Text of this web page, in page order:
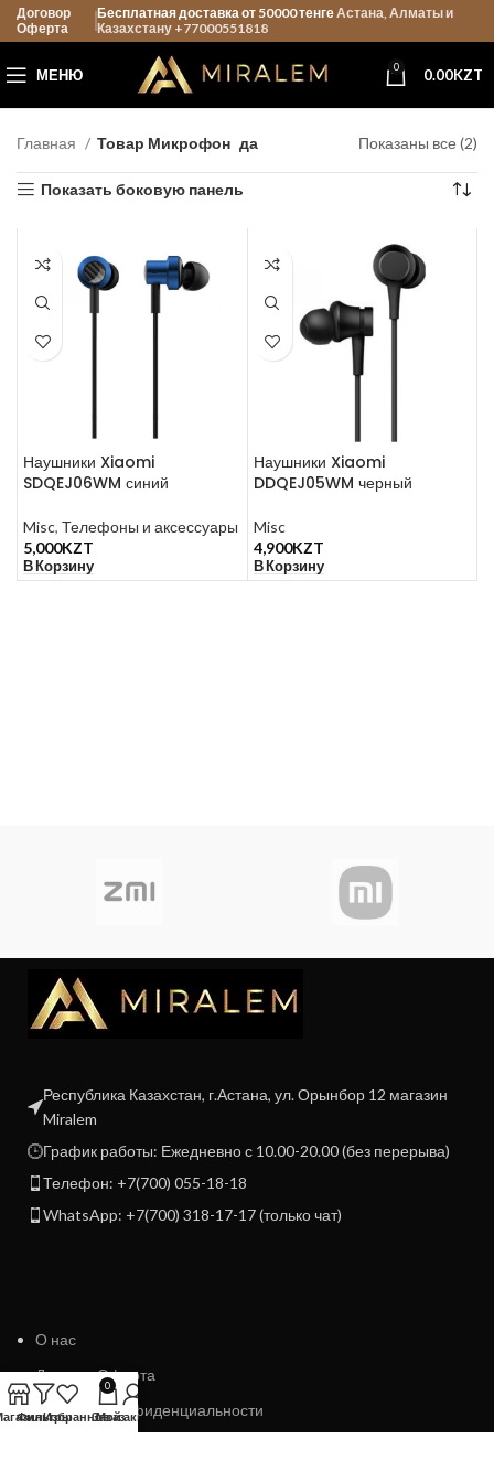
Договор
Оферта
Бесплатная доставка от 50000 тенгеАстана, Алматы и
Казахстану +77000551818
МЕНЮ 0 0.00KZT
Главная Товар Микрофон да Показаны все (2)
Показать боковую панель
Наушники Xiaomi
SDQEJ06WM синий
Misc, Телефоны и аксессуары
5,000KZT
В Корзину
Наушники Xiaomi
DDQEJ05WM черный
Misc
4,900KZT
В Корзину
Республика Казахстан, г.Астана, ул. Орынбор 12 магазин
Miralem
График работы: Ежедневно с 10.00-20.00 (без перерыва)
Телефон: +7(700) 055-18-18
WhatsApp: +7(700) 318-17-17 (только чат)
О нас
Договор Оферта
Политика конфиденциальности
ФильтрыИзбранное
0
Заказ
Мой аккаунт